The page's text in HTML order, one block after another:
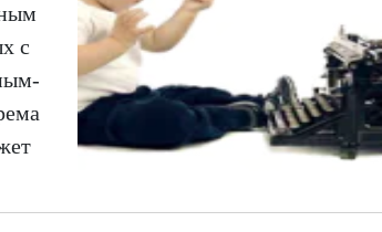
с